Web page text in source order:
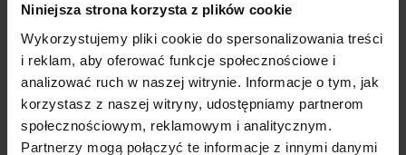
Niniejsza strona korzysta z plików cookie
Wykorzystujemy pliki cookie do spersonalizowania treści
i reklam, aby oferować funkcje społecznościowe i
analizować ruch w naszej witrynie. Informacje o tym, jak
korzystasz z naszej witryny, udostępniamy partnerom
społecznościowym, reklamowym i analitycznym.
Partnerzy mogą połączyć te informacje z innymi danymi
Żywność
PROMOCJE
Bony podarunkowe
Koszulki Vikinga
Akcesoria sportowe
Bez kategorii